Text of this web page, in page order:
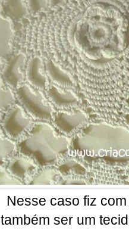
Nesse caso fiz
ser um